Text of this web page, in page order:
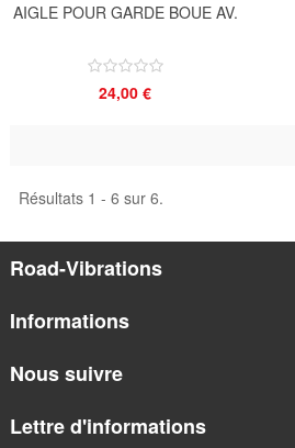
AIGLE POUR GARDE BOUE AV.
24,00 €
Résultats 1 - 6 sur 6.
Road-Vibrations
Informations
Nous suivre
Lettre d'informations